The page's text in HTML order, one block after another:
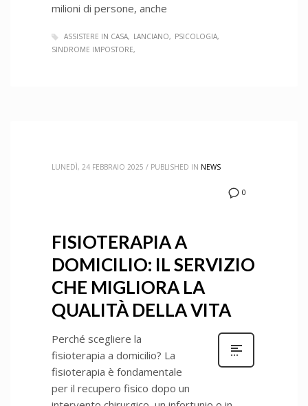
milioni di persone, anche
ASSISTERE IN CASA LANCIANO
PSICOLOGIA
SINDROME IMPOSTORE
0
LUNEDÌ, 24 FEBBRAIO 2025 / PUBLISHED IN NEWS
FISIOTERAPIA A
DOMICILIO: IL SERVIZIO
CHE MIGLIORA LA
QUALITÀ DELLA VITA
Perché scegliere la
fisioterapia a domicilio? La
fisioterapia è fondamentale
per il recupero fisico dopo un